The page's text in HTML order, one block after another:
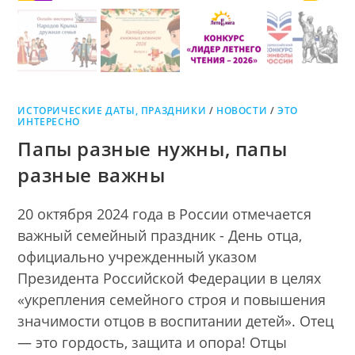
ИСТОРИЧЕСКИЕ ДАТЫ, ПРАЗДНИКИ / НОВОСТИ /ЭТО
ИНТЕРЕСНО
Папы разные нужны, папы
разные важны
20 октября 2024 года в России отмечается
важный семейный праздник - День отца,
официально учрежденный указом
Президента Российской Федерации в целях
«укрепления семейного строя и повышения
значимости отцов в воспитании детей». Отец
— это гордость, защита и опора! Отцы